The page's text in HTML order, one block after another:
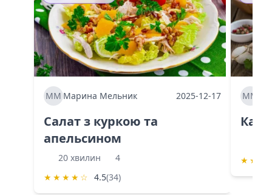
ММ Марина Мельник 2025-12-17
Салат з куркою та
апельсином
20 хвилин
4
★ ★ ★ ★ ☆ 4.5(34)
ММ
★ ★